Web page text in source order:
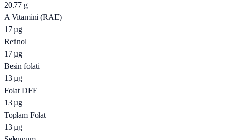
20.77 g
A Vitamini (RAE)
17 µg
Retinol
17 µg
Besin folati
13 µg
Folat DFE
13 µg
Toplam Folat
13 µg